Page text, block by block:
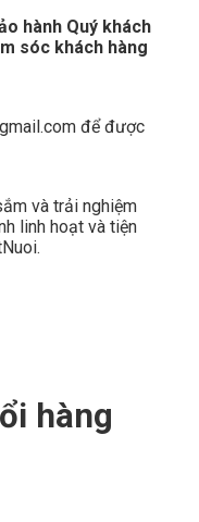
hành Quý khách
sóc khách hàng
để được
và trải nghiệm
linh hoạt và tiện
hàng